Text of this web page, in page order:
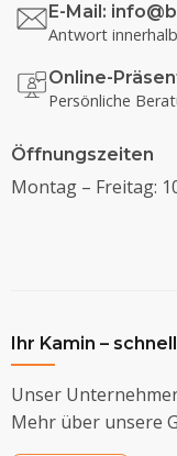
E-Mail:
Antwort
Online-
Persönliche
Öffnungszeiten
Montag – Freitag:
Ihr Kamin –
Unser
Mehr über unsere